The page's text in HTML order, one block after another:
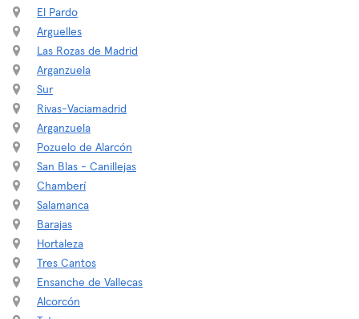
El Pardo
Arguelles
Las Rozas de Madrid
Arganzuela
Sur
Rivas-Vaciamadrid
Arganzuela
Pozuelo de Alarcón
San Blas - Canillejas
Chamberí
Salamanca
Barajas
Hortaleza
Tres Cantos
Ensanche de Vallecas
Alcorcón